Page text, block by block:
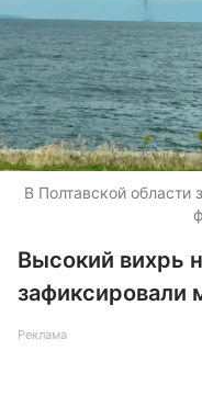
В Полтавской
Высокий вихрь
зафиксировали
Реклама